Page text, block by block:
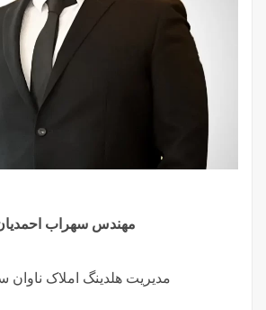
مهندس سهراب
مدیریت هلدینگ املاک ناوان